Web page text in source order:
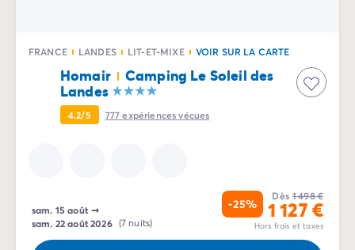
FRANCE LANDES LIT-ET-MIXE VOIR SUR LA CARTE
Homair
Camping Le Soleil des
Landes
4.2/5 777expériences vécues
sam. 15 août ➞
sam. 22 août 2026 (7 nuits)
-25%
Dès 1 498 €
1 127 €
Hors frais et taxes